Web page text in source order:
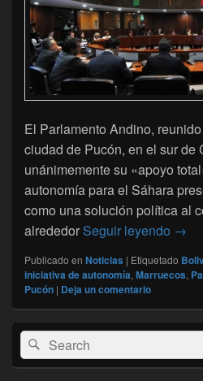
El Parlamento Andino,
ciudad de Pucón, en el sur de
unánimemente su «apoyo
autonomía para el Sáhara
como una solución política al
alrededor Seguir leyendo →
Publicado en Noticias | Etiquetado
iniciativa de autonomía, Marruecos,
Pucón | Deja un comentario
El
área
de
widget
Buscar
por:
Buscar